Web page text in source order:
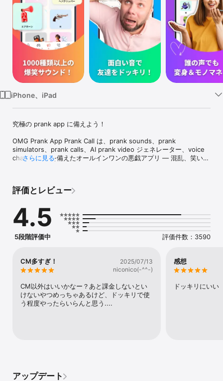
iPhone、iPad
究極の prank app に備えよう！
OMG Prank App Prank Call は、prank sounds、prank
simulators、prank calls、AI prank video ジェネレーター、voice
change までを備えたオールインワンの悪戯アプリ — 混乱、笑い、
Prank Simulator – Gun, Taser, Bomb & More
• AK、Glock、ピストル、爆弾、テーザー、バリカンなど様々な武
器の音を選択可能
• フラッシュ、振動、ディレイタイマーを追加して本格的な悪戯演
• 究極の武器シミュレーターで混乱を巻き起こそう
• おなら音
• エアホーン
• ヘアカット悪戯音
Voice Change
さらに見る
評価とレビュー
4.5
5段階評価中 評価件数：3590
CM多すぎ！
2025/07/13
niconico(-^^-)
CM以外はいいかなー？あと課金しないとい
けないやつめっちゃあるけど、ドッキリで使
う程度やったらいらんと思う....
感想
ドッキリにいい
アップデート